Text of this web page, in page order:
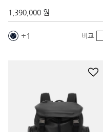
1,390,000 원
1 비교